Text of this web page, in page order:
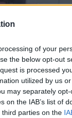
of your
the below opt-out
is processed
utilized by us
may separately
on the IAB’s list of
parties on the